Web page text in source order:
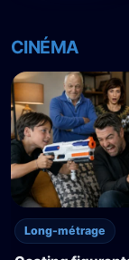
CINÉMA
Long-métrage